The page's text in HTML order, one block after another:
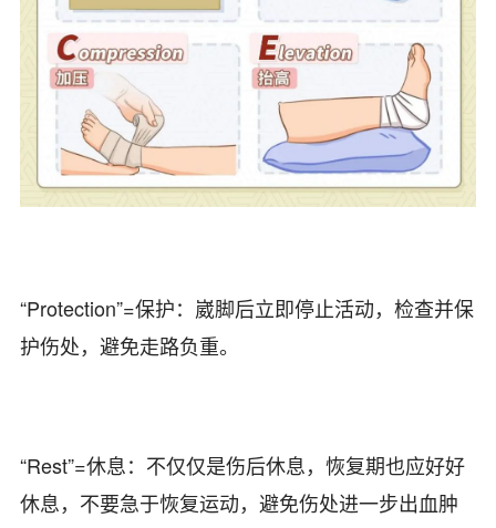
“Protection”=保护：崴脚后立即停止活动，检查并保
护伤处，避免走路负重。
“Rest”=休息：不仅仅是伤后休息，恢复期也应好好
休息，不要急于恢复运动，避免伤处进一步出血肿